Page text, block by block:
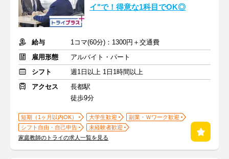
イ"で！得意な1科目でOK◎
給与
1コマ(60分)：1300円＋交通費
雇用形態
アルバイト・パート
シフト
週1日以上 1日1時間以上
アクセス
長都駅
徒歩9分
短期（1ヶ月以内OK） 大学生歓迎
副業・Ｗワーク歓迎
シフト自由・自己申告
未経験者歓迎
家庭教師のトライの求人一覧を見る